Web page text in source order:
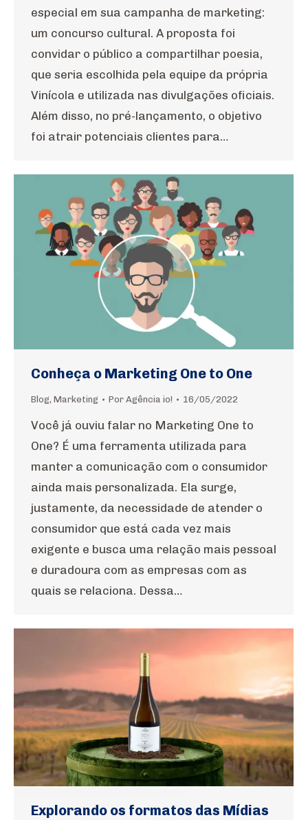
especial em sua campanha de marketing:
um concurso cultural. A proposta foi
convidar o público a compartilhar poesia,
que seria escolhida pela equipe da própria
Vinícola e utilizada nas divulgações oficiais.
Além disso, no pré-lançamento, o objetivo
foi atrair potenciais clientes para…
Conheça o Marketing One to One
Blog, Marketing Por Agência io! 16/05/2022
Você já ouviu falar no Marketing One to
One? É uma ferramenta utilizada para
manter a comunicação com o consumidor
ainda mais personalizada. Ela surge,
justamente, da necessidade de atender o
consumidor que está cada vez mais
exigente e busca uma relação mais pessoal
e duradoura com as empresas com as
quais se relaciona. Dessa…
Explorando os formatos das Mídias